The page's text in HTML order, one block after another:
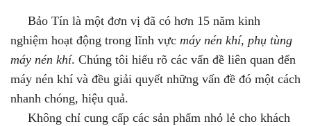
Bảo Tín là một đơn vị đã có hơn 15 năm kinh
nghiệm hoạt động trong lĩnh vực máy nén khí, phụ tùng
máy nén khí. Chúng tôi hiểu rõ các vấn đề liên quan đến
máy nén khí và đều giải quyết những vấn đề đó một cách
nhanh chóng, hiệu quả.
Không chỉ cung cấp các sản phẩm nhỏ lẻ cho khách